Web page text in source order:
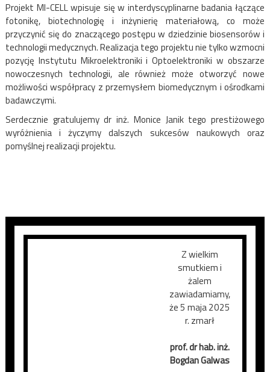
Projekt MI-CELL wpisuje się w interdyscyplinarne badania łączące
fotonikę, biotechnologię i inżynierię materiałową, co może
przyczynić się do znaczącego postępu w dziedzinie biosensorów i
technologii medycznych.Realizacja tego projektu nie tylko wzmocni
pozycję Instytutu Mikroelektroniki i Optoelektroniki w obszarze
nowoczesnych technologii, ale również może otworzyć nowe
możliwości współpracy z przemysłem biomedycznym i ośrodkami
badawczymi.
Serdecznie gratulujemy dr inż. Monice Janik tego prestiżowego
wyróżnienia i życzymy dalszych sukcesów naukowych oraz
pomyślnej realizacji projektu.
Z wielkim
smutkiem i
żalem
zawiadamiamy,
że 5 maja 2025
r. zmarł
prof. dr hab. inż.
Bogdan Galwas